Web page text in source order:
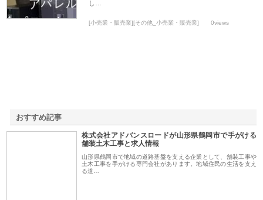
し…
[小売業・販売業][その他_小売業・販売業] 0views
おすすめ記事
株式会社アドバンスロードが山形県鶴岡市で手がける
舗装土木工事と求人情報
山形県鶴岡市で地域の道路基盤を支える企業として、舗装工事や
土木工事を手がける専門会社があります。地域住民の生活を支え
る道…